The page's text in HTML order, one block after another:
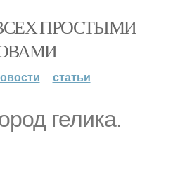
ПРОСТЫМИ
статьи
гелика.